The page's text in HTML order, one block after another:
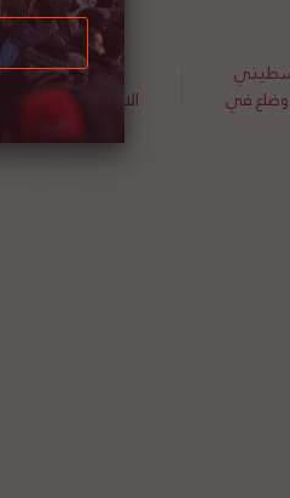
الرئاسة
الاحتلال في غزة
في